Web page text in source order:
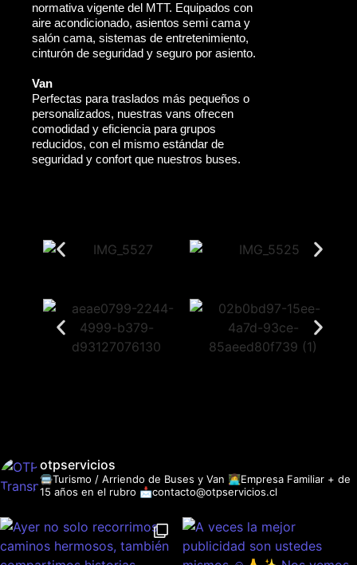
normativa vigente del MTT. Equipados con
aire acondicionado, asientos semi cama y
salón cama, sistemas de entretenimiento,
cinturón de seguridad y seguro por asiento.
Van
Perfectas para traslados más pequeños o
personalizados, nuestras vans ofrecen
comodidad y eficiencia para grupos
reducidos, con el mismo estándar de
seguridad y confort que nuestros buses.
otpservicios
🚍Turismo / Arriendo de Buses y Van 👩‍💻Empresa Familiar + de
15 años en el rubro 📩contacto@otpservicios.cl